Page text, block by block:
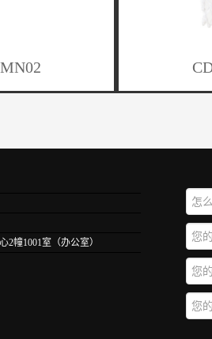
幢1001室（办公室）